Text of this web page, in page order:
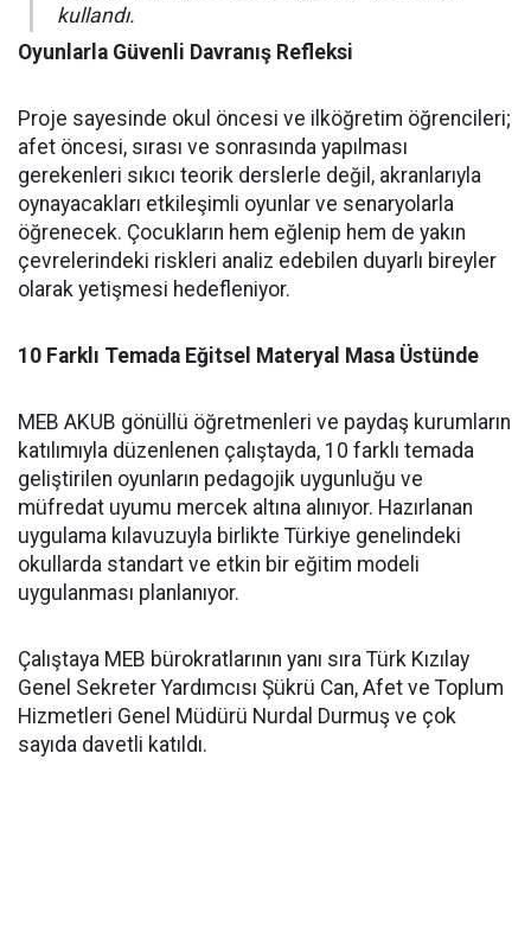
kullandı.
Oyunlarla Güvenli Davranış Refleksi
Proje sayesinde okul öncesi ve ilköğretim öğrencileri;
afet öncesi, sırası ve sonrasında yapılması
gerekenleri sıkıcı teorik derslerle değil, akranlarıyla
oynayacakları etkileşimli oyunlar ve senaryolarla
öğrenecek. Çocukların hem eğlenip hem de yakın
çevrelerindeki riskleri analiz edebilen duyarlı bireyler
olarak yetişmesi hedefleniyor.
10 Farklı Temada Eğitsel Materyal Masa Üstünde
MEB AKUB gönüllü öğretmenleri ve paydaş kurumların
katılımıyla düzenlenen çalıştayda, 10 farklı temada
geliştirilen oyunların pedagojik uygunluğu ve
müfredat uyumu mercek altına alınıyor. Hazırlanan
uygulama kılavuzuyla birlikte Türkiye genelindeki
okullarda standart ve etkin bir eğitim modeli
uygulanması planlanıyor.
Çalıştaya MEB bürokratlarının yanı sıra Türk Kızılay
Genel Sekreter Yardımcısı Şükrü Can, Afet ve Toplum
Hizmetleri Genel Müdürü Nurdal Durmuş ve çok
sayıda davetli katıldı.